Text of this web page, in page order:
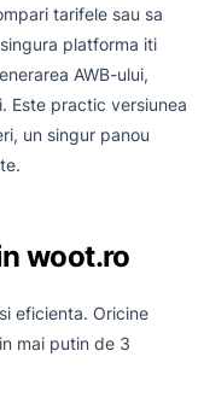
tarifele sau sa
platforma iti
AWB-ului,
Este practic versiunea
un singur panou
woot.ro
eficienta. Oricine
mai putin de 3